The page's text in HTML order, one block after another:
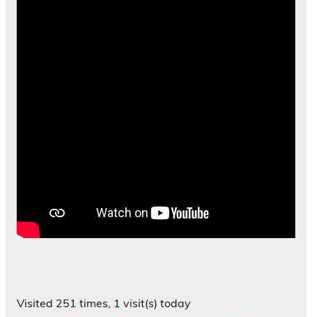
Visited 251 times, 1 visit(s) today